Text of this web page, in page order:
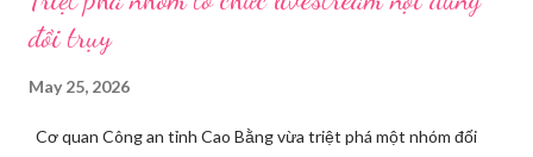
đồi trụy
May 25, 2026
Cơ quan Công an tỉnh Cao Bằng vừa triệt phá một nhóm đối